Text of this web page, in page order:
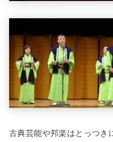
古典芸能や邦楽はとっつき